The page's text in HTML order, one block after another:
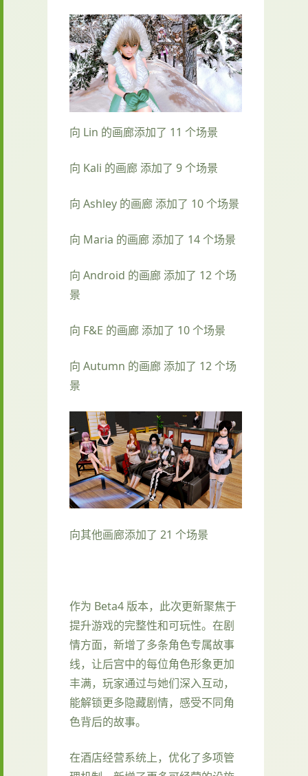
向 Lin 的画廊添加了 11 个场景
向 Kali 的画廊 添加了 9 个场景
向 Ashley 的画廊 添加了 10 个场景
向 Maria 的画廊 添加了 14 个场景
向 Android 的画廊 添加了 12 个场
景
向 F&E 的画廊 添加了 10 个场景
向 Autumn 的画廊 添加了 12 个场
景
向其他画廊添加了 21 个场景
作为 Beta4 版本，此次更新聚焦于
提升游戏的完整性和可玩性。在剧
情方面，新增了多条角色专属故事
线，让后宫中的每位角色形象更加
丰满，玩家通过与她们深入互动，
能解锁更多隐藏剧情，感受不同角
色背后的故事。
在酒店经营系统上，优化了多项管